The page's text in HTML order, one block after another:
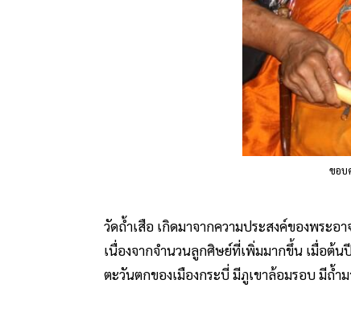
ขอบ
วัดถ้ำเสือ เกิดมาจากความประสงค์ของพระอ
เนื่องจากจำนวนลูกศิษย์ที่เพิ่มมากขึ้น เมื่อต้
ตะวันตกของเมืองกระบี่ มีภูเขาล้อมรอบ มีถ้ำ